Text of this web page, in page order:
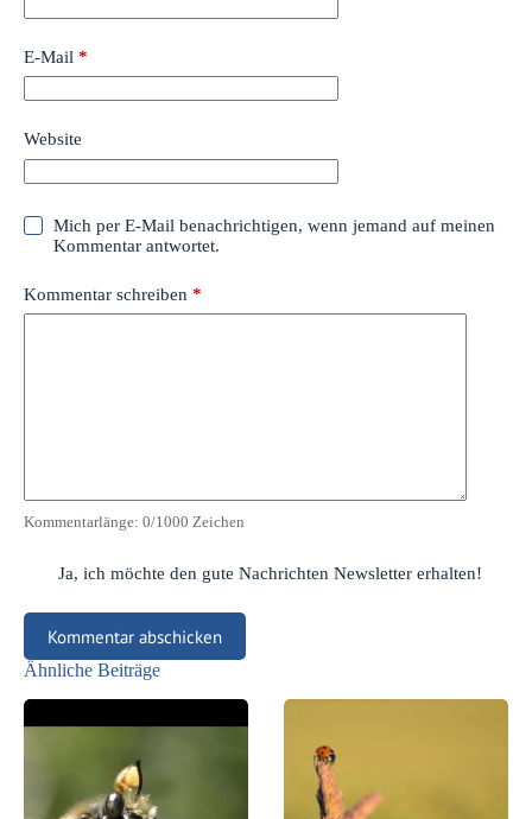
E-Mail *
Website
Mich per E-Mail benachrichtigen, wenn jemand auf meinen
Kommentar antwortet.
Kommentar schreiben *
Kommentarlänge: 0/1000 Zeichen
Ja, ich möchte den gute Nachrichten Newsletter erhalten!
Kommentar abschicken
Ähnliche Beiträge